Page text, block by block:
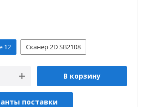
12
Сканер 2D SB2108
В корзину
поставки